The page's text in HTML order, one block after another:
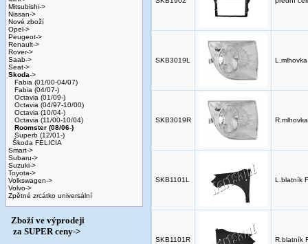
Mitsubishi->
Nissan->
Nové zboží
Opel->
Peugeot->
Renault->
Rover->
Saab->
Seat->
Skoda->
Fabia (01/00-04/07)
Fabia (04/07-)
Octavia (01/09-)
Octavia (04/97-10/00)
Octavia (10/04-)
Octavia (11/00-10/04)
Roomster (08/06-)
Superb (12/01-)
Škoda FELICIA
Smart->
Subaru->
Suzuki->
Toyota->
Volkswagen->
Volvo->
Zpětné zrcátko universální
Zboží ve výprodeji
­ za SUPER ceny->
SKB3019L
SKB3019R
SKB1101L L.blatník
SKB1101R R.blatník